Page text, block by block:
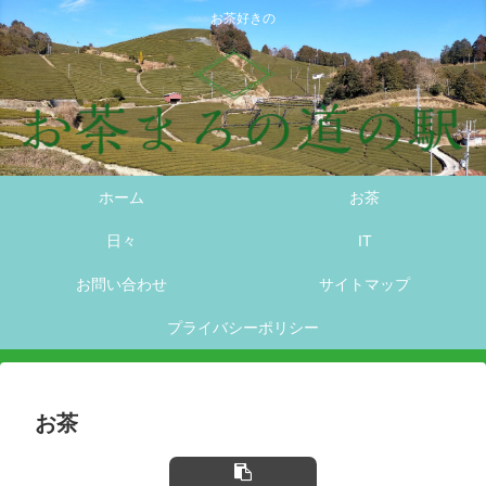
お茶好きの
ホーム お茶
日々 IT
お問い合わせ サイトマップ
プライバシーポリシー
お茶